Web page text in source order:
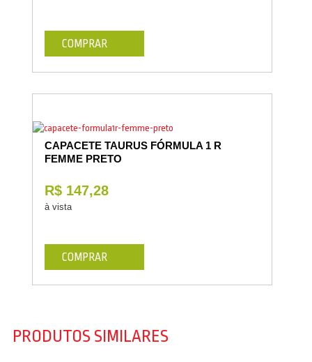
COMPRAR
CAPACETE TAURUS FÓRMULA 1 R
FEMME PRETO
R$ 147,28
à vista
COMPRAR
PRODUTOS SIMILARES